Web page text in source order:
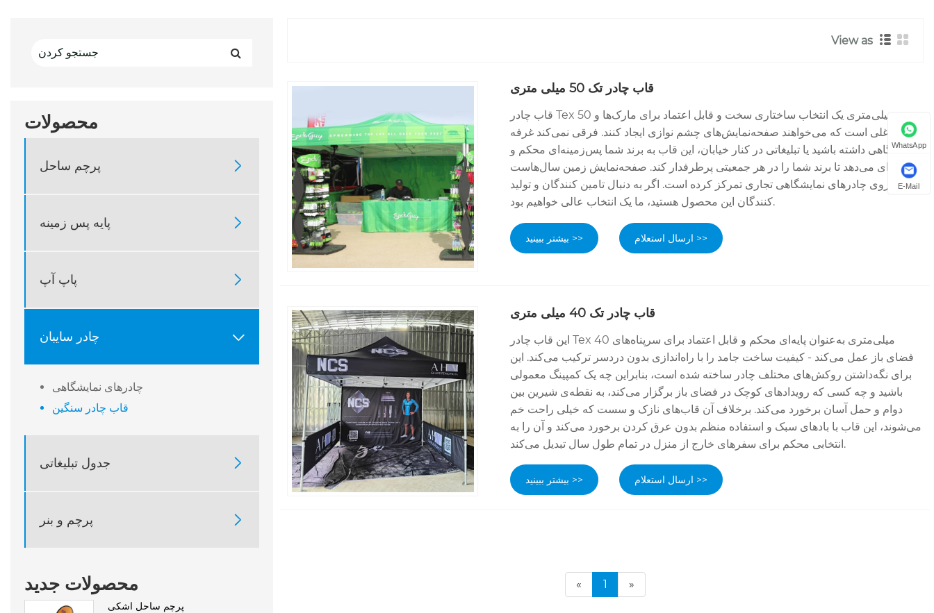
محصولات
پرچم ساحل 
پایه پس زمینه 
پاپ آپ 
چادر سایبان 
چادرهای نمایشگاهی
قاب چادر سنگین
جدول تبلیغاتی 
پرچم و بنر 
محصولات جدید
پرچم ساحل اشکی
View as
قاب چادر تک 50 میلی متری
قاب چادر Tex 50 میلی‌متری یک انتخاب ساختاری سخت و قابل اعتماد برای مارک‌ها و
مشاغلی است که می‌خواهند صفحه‌نمایش‌های چشم نوازی ایجاد کنند. فرقی نمی‌کند غرفه
نمایشگاهی داشته باشید یا تبلیغاتی در کنار خیابان، این قاب به برند شما پس‌زمینه‌ای محکم و
حرفه‌ای می‌دهد تا برند شما را در هر جمعیتی پرطرفدار کند. صفحه‌نمایش زمین سال‌هاست
که روی چادرهای نمایشگاهی تجاری تمرکز کرده است. اگر به دنبال تامین کنندگان و تولید
کنندگان این محصول هستید، ما یک انتخاب عالی خواهیم بود.
بیشتر ببینید >> ارسال استعلام >>
قاب چادر تک 40 میلی متری
این قاب چادر Tex 40 میلی‌متری به‌عنوان پایه‌ای محکم و قابل اعتماد برای سرپناه‌های
فضای باز عمل می‌کند - کیفیت ساخت جامد را با راه‌اندازی بدون دردسر ترکیب می‌کند. این
برای نگه‌داشتن روکش‌های مختلف چادر ساخته شده است، بنابراین چه یک کمپینگ معمولی
باشید و چه کسی که رویدادهای کوچک در فضای باز برگزار می‌کند، به نقطه‌ی شیرین بین
دوام و حمل آسان برخورد می‌کند. برخلاف آن قاب‌های نازک و سست که خیلی راحت خم
می‌شوند، این قاب با بادهای سبک و استفاده منظم بدون عرق کردن برخورد می‌کند و آن را به
انتخابی محکم برای سفرهای خارج از منزل در تمام طول سال تبدیل می‌کند.
بیشتر ببینید >> ارسال استعلام >>
« 1 »
WhatsApp
E-Mail